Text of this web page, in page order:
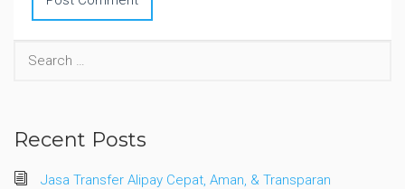
Recent Posts
Jasa Transfer Alipay Cepat, Aman, & Transparan